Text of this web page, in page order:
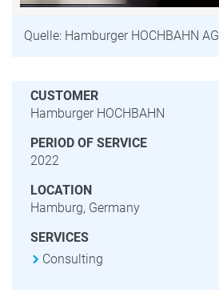
Quelle: Hamburger HOCHBAHN AG
CUSTOMER
Hamburger HOCHBAHN
PERIOD OF SERVICE
2022
LOCATION
Hamburg, Germany
SERVICES
Consulting